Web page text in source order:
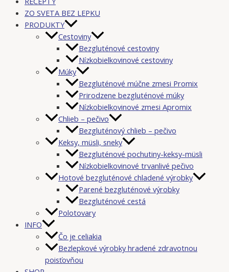
ZO SVETA BEZ LEPKU
PRODUKTY
Cestoviny
Bezgluténové cestoviny
Nízkobielkovinové cestoviny
Múky
Bezgluténové múčne zmesi Promix
Prirodzene bezgluténové múky
Nízkobielkovinové zmesi Apromix
Chlieb – pečivo
Bezgluténový chlieb – pečivo
Keksy, müsli, sneky
Bezgluténové pochutiny-keksy-müsli
Nízkobielkovinové trvanlivé pečivo
Hotové bezgluténové chladené výrobky
Parené bezgluténové výrobky
Bezgluténové cestá
Polotovary
INFO
Čo je celiakia
Bezlepkové výrobky hradené zdravotnou
poisťovňou